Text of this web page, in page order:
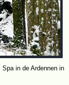
in de Ardennen in